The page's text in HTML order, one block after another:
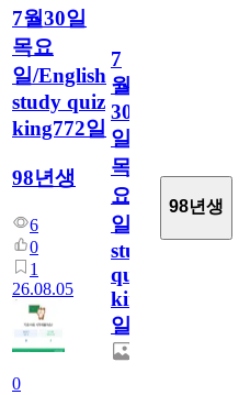
7월30일
목요
일/English
study quiz
king772일
98년생
6
0
1
26.08.05
0
7
월
30
일
목
요
일/English
study
quiz
king772
일
98년생